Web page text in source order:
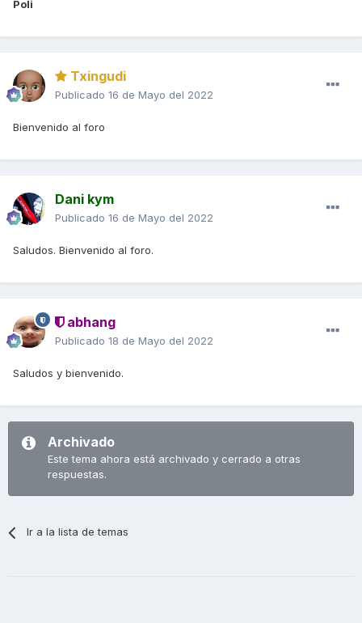
Poli
Txingudi
Publicado 16 de Mayo del 2022
Bienvenido al foro
Dani kym
Publicado 16 de Mayo del 2022
Saludos. Bienvenido al foro.
abhang
Publicado 18 de Mayo del 2022
Saludos y bienvenido.
Archivado
Este tema ahora está archivado y cerrado a otras
respuestas.
Ir a la lista de temas